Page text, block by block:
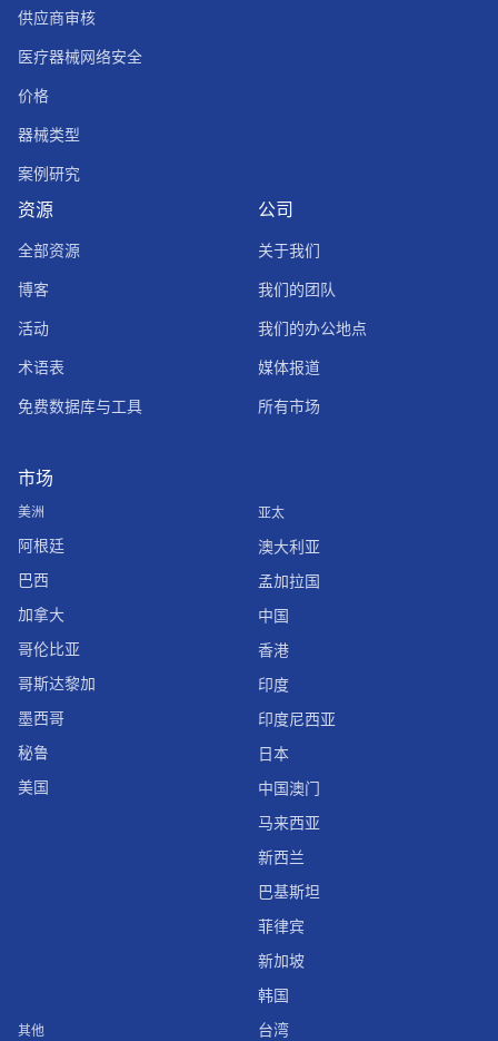
供应商审核
医疗器械网络安全
价格
器械类型
案例研究
资源
全部资源
博客
活动
术语表
免费数据库与工具
公司
关于我们
我们的团队
我们的办公地点
媒体报道
所有市场
市场
美洲
阿根廷
巴西
加拿大
哥伦比亚
哥斯达黎加
墨西哥
秘鲁
美国
其他
亚太
澳大利亚
孟加拉国
中国
香港
印度
印度尼西亚
日本
中国澳门
马来西亚
新西兰
巴基斯坦
菲律宾
新加坡
韩国
台湾